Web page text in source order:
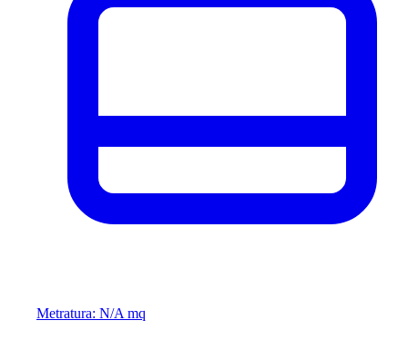
Metratura: N/A mq